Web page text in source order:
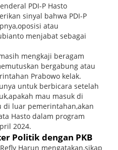
PDI-P Hasto
sinyal bahwa PDI-P
atau
menjabat sebagai
mengkaji beragam
bergabung atau
Prabowo kelak.
untuk berbicara setelah
mau masuk di
luar pemerintahan,akan
Hasto dalam program
2024.
Politik dengan PKB
Harun mengatakan,sikap